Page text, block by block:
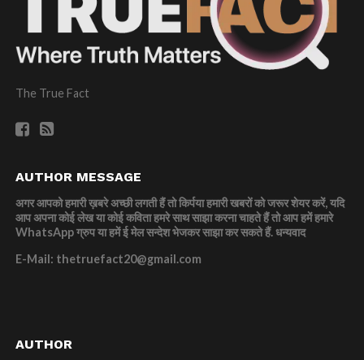
The True Fact
AUTHOR MESSAGE
अगर आपको हमारी ख़बरे अच्छी लगती हैं तो किर्पया हमारी खबरों को जरूर शेयर करें, यदि
आप अपना कोई लेख या कोई कविता हमरे साथ साझा करना चाहते हैं तो आप हमें हमारे
WhatsApp ग्रुप या हमें ई मेल सन्देश भेजकर साझा कर सकते हैं.धन्यवाद
E-Mail: thetruefact20@gmail.com
AUTHOR